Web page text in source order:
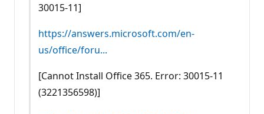
30015-11]
https://answers.microsoft.com/en-
us/office/foru...
[Cannot Install Office 365. Error: 30015-11
(3221356598)]